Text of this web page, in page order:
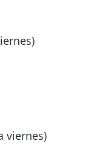
viernes)